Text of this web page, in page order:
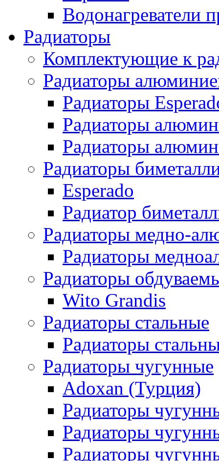
Водонагреватели
Радиаторы
Комплектующие к
Радиаторы
Радиаторы
Радиаторы
Радиаторы
Радиаторы
Esperado
Радиатор
Радиаторы медно-
Радиаторы
Радиаторы
Wito Grandis
Радиаторы стальные
Радиаторы
Радиаторы чугунные
Adoxan (Турция)
Радиаторы
Радиаторы
Радиаторы